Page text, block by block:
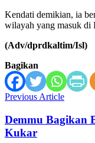
Kendati demikian, ia
wilayah yang masuk di
(Adv/dprdkaltim/Isl)
Bagikan
Previous Article
Demmu Bagikan
Kukar